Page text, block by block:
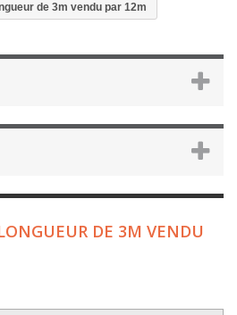
de 3m vendu par 12m
DE 3M VENDU